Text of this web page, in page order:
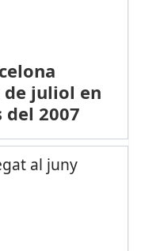
juliol en
2007